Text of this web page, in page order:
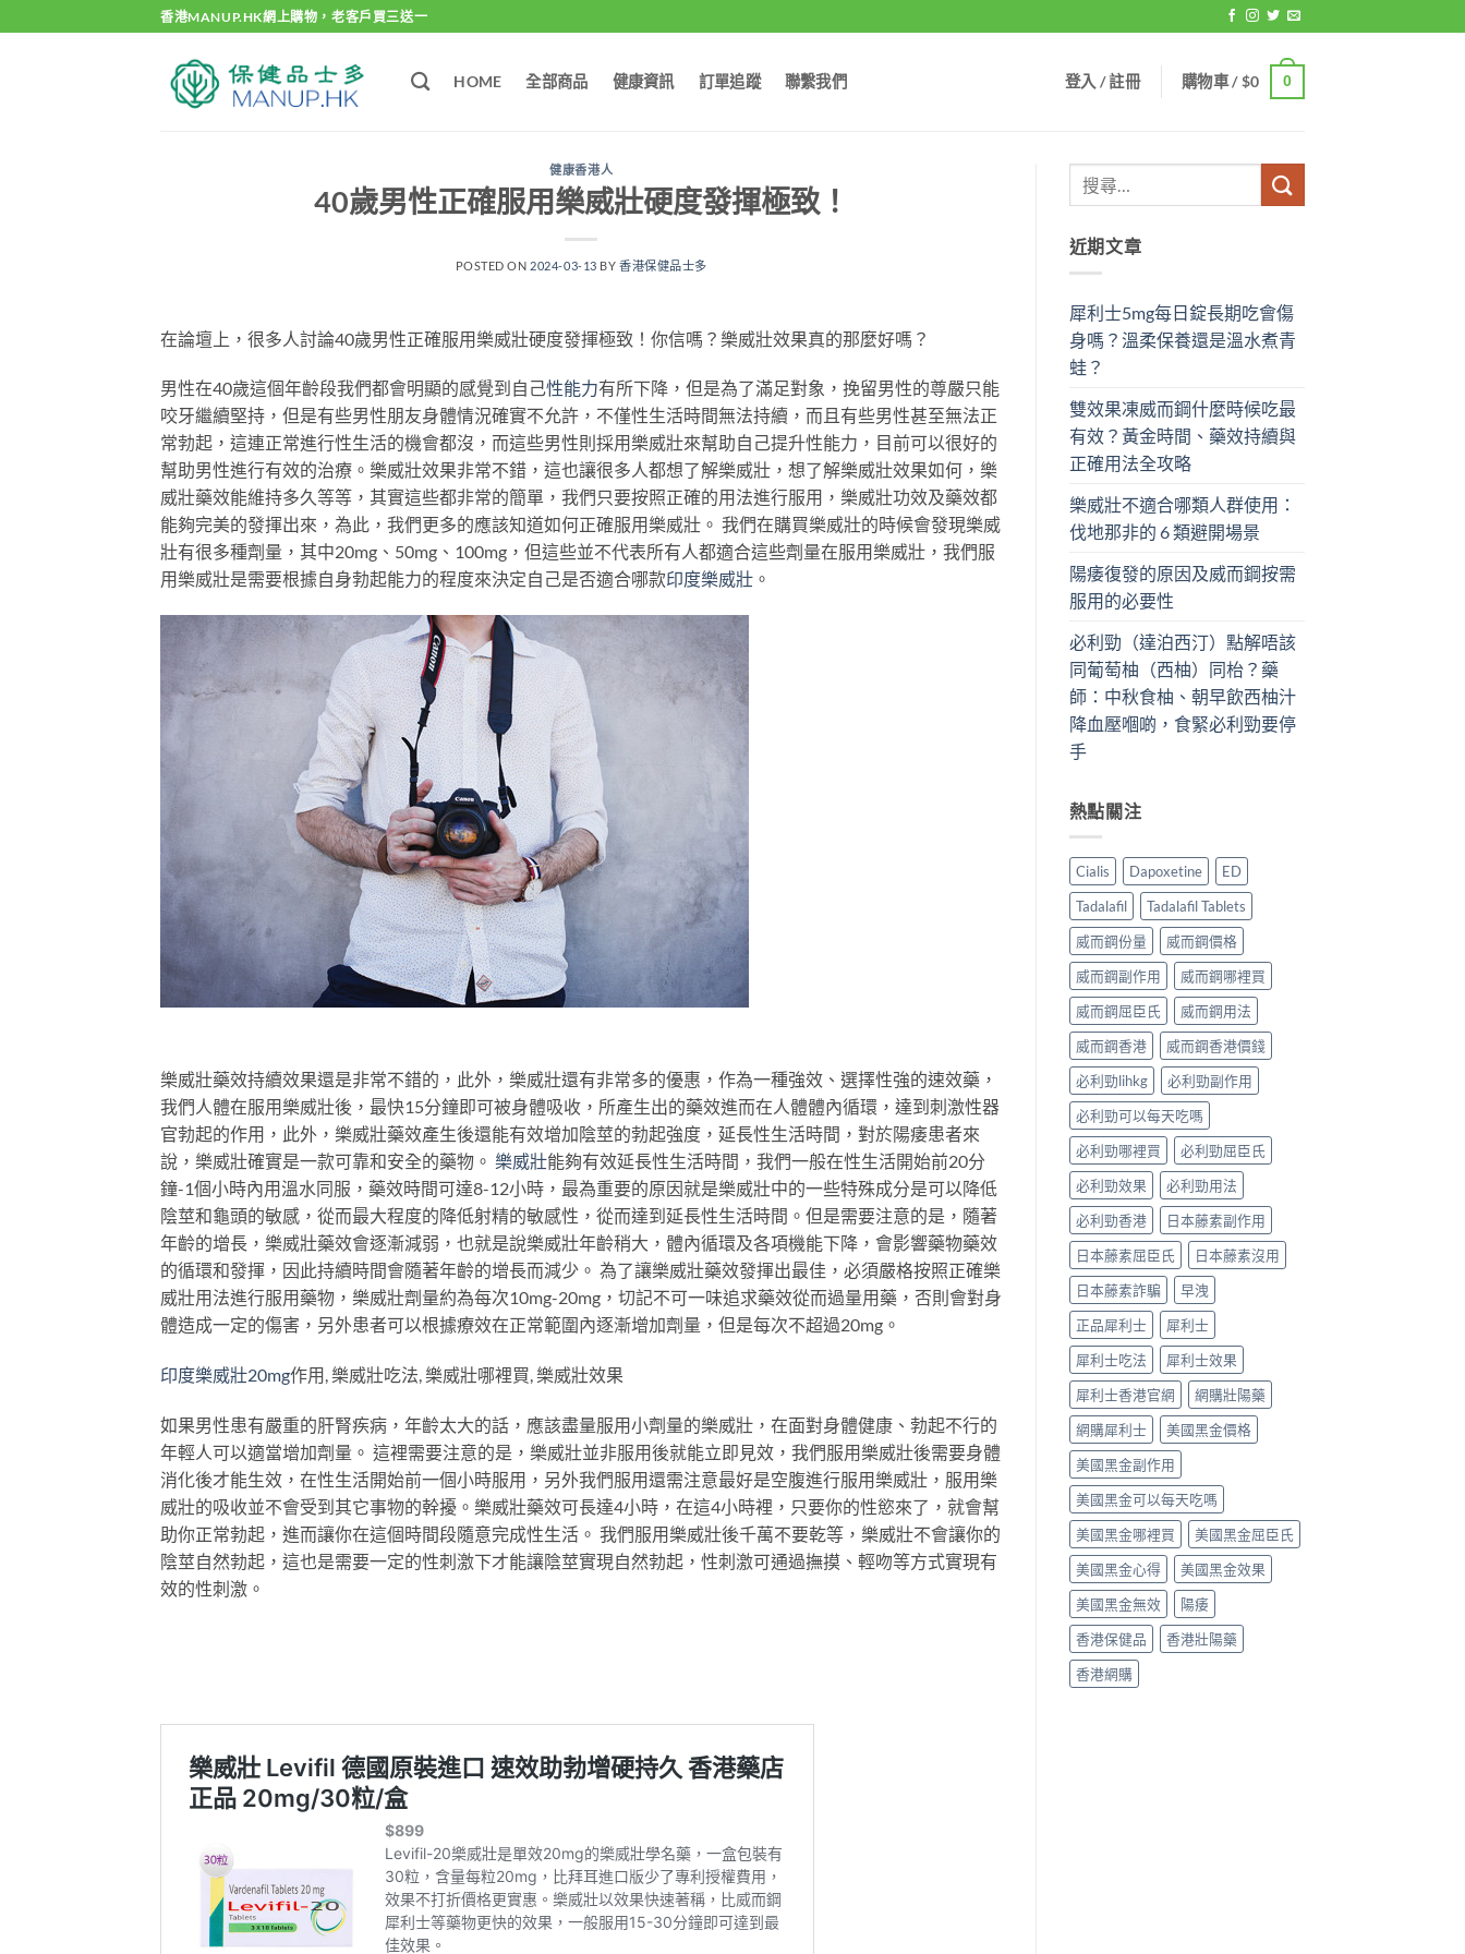
to
香港MANUP.HK網上購物，老客戶買三送一
HOME 全部商品 健康資訊 訂單追蹤 聯繫我們 登入 / 註冊 購物車 /$0 0
健康香港人
40歲男性正確服用樂威壯硬度發揮極致！
POSTED ON 2024-03-13 BY香港保健品士多
在論壇上，很多人討論40歲男性正確服用樂威壯硬度發揮極致！你信嗎？樂威壯效果真的那麼好嗎？
男性在40歲這個年齡段我們都會明顯的感覺到自己性能力有所下降，但是為了滿足對象，挽留男性的尊嚴只能
咬牙繼續堅持，但是有些男性朋友身體情況確實不允許，不僅性生活時間無法持續，而且有些男性甚至無法正
常勃起，這連正常進行性生活的機會都沒，而這些男性則採用樂威壯來幫助自己提升性能力，目前可以很好的
幫助男性進行有效的治療。樂威壯效果非常不錯，這也讓很多人都想了解樂威壯，想了解樂威壯效果如何，樂
威壯藥效能維持多久等等，其實這些都非常的簡單，我們只要按照正確的用法進行服用，樂威壯功效及藥效都
能夠完美的發揮出來，為此，我們更多的應該知道如何正確服用樂威壯。 我們在購買樂威壯的時候會發現樂威
壯有很多種劑量，其中20mg、50mg、100mg，但這些並不代表所有人都適合這些劑量在服用樂威壯，我們服
用樂威壯是需要根據自身勃起能力的程度來決定自己是否適合哪款印度樂威壯 。
樂威壯藥效持續效果還是非常不錯的，此外，樂威壯還有非常多的優惠，作為一種強效、選擇性強的速效藥，
我們人體在服用樂威壯後，最快15分鐘即可被身體吸收，所產生出的藥效進而在人體體內循環，達到刺激性器
官勃起的作用，此外，樂威壯藥效產生後還能有效增加陰莖的勃起強度，延長性生活時間，對於陽痿患者來
說，樂威壯確實是一款可靠和安全的藥物。 樂威壯能夠有效延長性生活時間，我們一般在性生活開始前20分
鐘-1個小時內用溫水同服，藥效時間可達8-12小時，最為重要的原因就是樂威壯中的一些特殊成分是可以降低
陰莖和龜頭的敏感，從而最大程度的降低射精的敏感性，從而達到延長性生活時間。但是需要注意的是，隨著
年齡的增長，樂威壯藥效會逐漸減弱，也就是說樂威壯年齡稍大，體內循環及各項機能下降，會影響藥物藥效
的循環和發揮，因此持續時間會隨著年齡的增長而減少。 為了讓樂威壯藥效發揮出最佳，必須嚴格按照正確樂
威壯用法進行服用藥物，樂威壯劑量約為每次10mg-20mg，切記不可一味追求藥效從而過量用藥，否則會對身
體造成一定的傷害，另外患者可以根據療效在正常範圍內逐漸增加劑量，但是每次不超過20mg。
印度樂威壯20mg作用, 樂威壯吃法, 樂威壯哪裡買, 樂威壯效果
如果男性患有嚴重的肝腎疾病，年齡太大的話，應該盡量服用小劑量的樂威壯，在面對身體健康、勃起不行的
年輕人可以適當增加劑量。 這裡需要注意的是，樂威壯並非服用後就能立即見效，我們服用樂威壯後需要身體
消化後才能生效，在性生活開始前一個小時服用，另外我們服用還需注意最好是空腹進行服用樂威壯，服用樂
威壯的吸收並不會受到其它事物的幹擾。樂威壯藥效可長達4小時，在這4小時裡，只要你的性慾來了，就會幫
助你正常勃起，進而讓你在這個時間段隨意完成性生活。 我們服用樂威壯後千萬不要乾等，樂威壯不會讓你的
陰莖自然勃起，這也是需要一定的性刺激下才能讓陰莖實現自然勃起，性刺激可通過撫摸、輕吻等方式實現有
效的性刺激。
近期文章
犀利士5mg每日錠長期吃會傷
身嗎？溫柔保養還是溫水煮青
蛙？
雙效果凍威而鋼什麼時候吃最
有效？黃金時間、藥效持續與
正確用法全攻略
樂威壯不適合哪類人群使用：
伐地那非的 6 類避開場景
陽痿復發的原因及威而鋼按需
服用的必要性
必利勁（達泊西汀）點解唔該
同葡萄柚（西柚）同枱？藥
師：中秋食柚、朝早飲西柚汁
降血壓嗰啲，食緊必利勁要停
手
熱點關注
Cialis Dapoxetine
ED
Tadalafil
Tadalafil Tablets
威而鋼份量
威而鋼價格
威而鋼副作用
威而鋼哪裡買
威而鋼屈臣氏
威而鋼用法
威而鋼香港
威而鋼香港價錢
必利勁lihkg
必利勁副作用
必利勁可以每天吃嗎
必利勁哪裡買
必利勁屈臣氏
必利勁效果
必利勁用法
必利勁香港
日本藤素副作用
日本藤素屈臣氏
日本藤素沒用
日本藤素詐騙
早洩
正品犀利士
犀利士
犀利士吃法
犀利士效果
犀利士香港官網
網購壯陽藥
網購犀利士
美國黑金價格
美國黑金副作用
美國黑金可以每天吃嗎
美國黑金哪裡買
美國黑金屈臣氏
美國黑金心得
美國黑金效果
美國黑金無效
陽痿
香港保健品
香港壯陽藥
香港網購